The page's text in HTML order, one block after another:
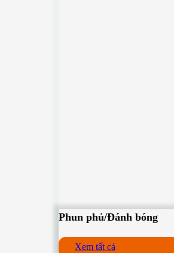
Phun phủ/Đánh bóng
Xem tất cả